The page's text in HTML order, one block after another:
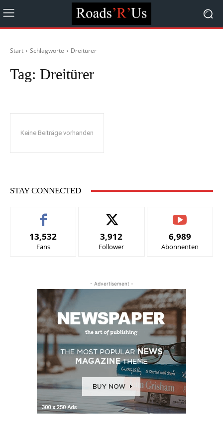
Start Schlagworte Dreitürer
Tag: Dreitürer
Keine Beiträge vorhanden
STAY CONNECTED
13,532
Fans
3,912
Follower
6,989
Abonnenten
- Advertisement -